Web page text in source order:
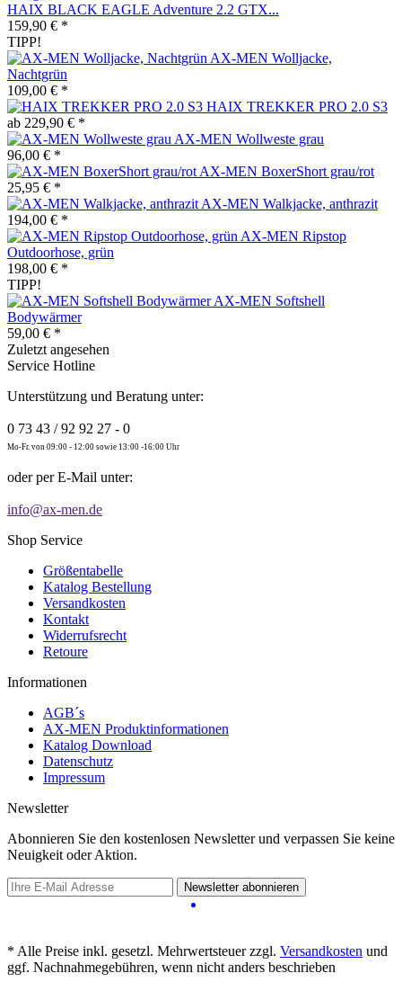
HAIX BLACK EAGLE Adventure 2.2 GTX...
159,90 € *
TIPP!
AX-MEN Wolljacke,
Nachtgrün
109,00 € *
HAIX TREKKER PRO 2.0 S3
ab 229,90 € *
AX-MEN Wollweste grau
96,00 € *
AX-MEN BoxerShort grau/rot
25,95 € *
AX-MEN Walkjacke, anthrazit
194,00 € *
AX-MEN Ripstop
Outdoorhose, grün
198,00 € *
TIPP!
AX-MEN Softshell
Bodywärmer
59,00 € *
Zuletzt angesehen
Service Hotline
Unterstützung und Beratung unter:
0 73 43 / 92 92 27 - 0
Mo-Fr. von 09:00 - 12:00 sowie 13:00 -16:00 Uhr
oder per E-Mail unter:
info@ax-men.de
Shop Service
Größentabelle
Katalog Bestellung
Versandkosten
Kontakt
Widerrufsrecht
Retoure
Informationen
AGB´s
AX-MEN Produktinformationen
Katalog Download
Datenschutz
Impressum
Newsletter
Abonnieren Sie den kostenlosen Newsletter und verpassen Sie keine
Neuigkeit oder Aktion.
Newsletter abonnieren
* Alle Preise inkl. gesetzl. Mehrwertsteuer zzgl. Versandkosten und
ggf. Nachnahmegebühren, wenn nicht anders beschrieben